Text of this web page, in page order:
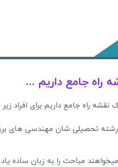
راه جامع داریم ...
نقشه راه جامع داریم برای افراد زیر
تحصیلی شان مهندسی های
مباحث را به زبان ساده